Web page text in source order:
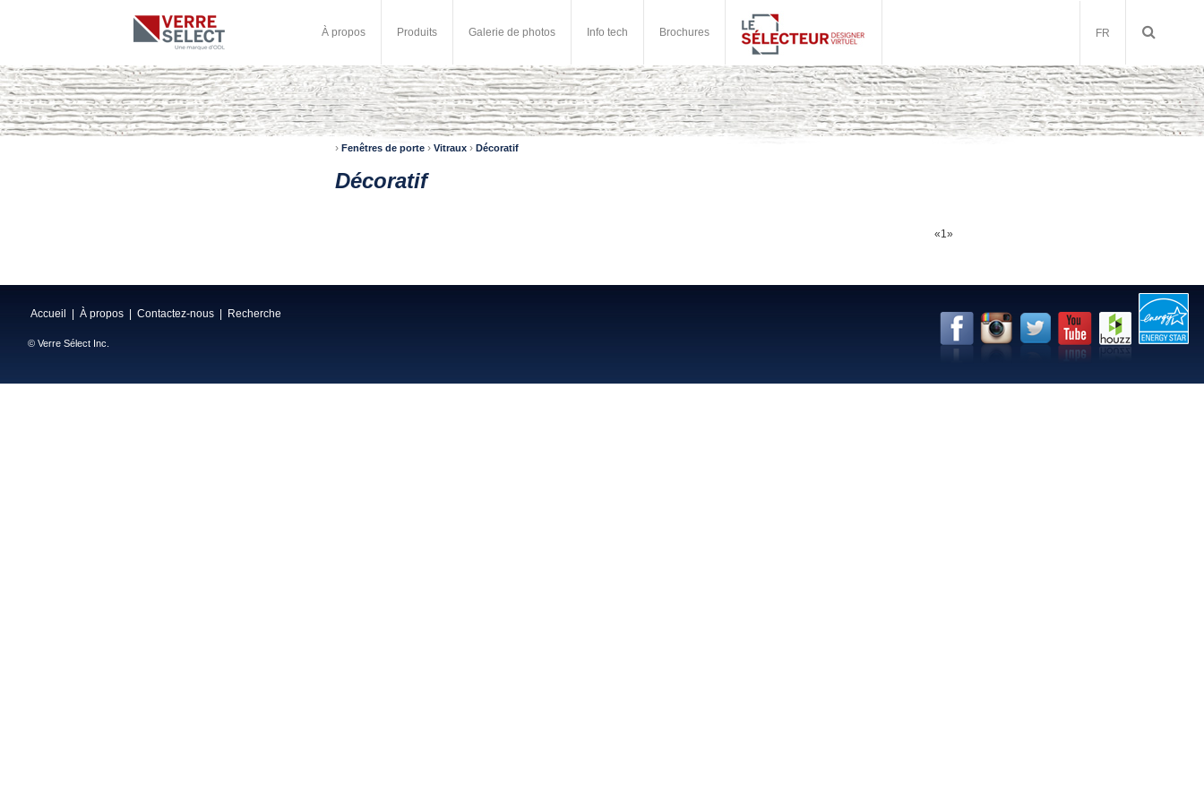
À propos Produits Galerie de photos Info tech Brochures FR
› Fenêtres de porte › Vitraux › Décoratif
Décoratif
«1»
Accueil À propos Contactez-nous Recherche
© Verre Sélect Inc.